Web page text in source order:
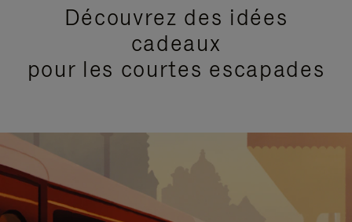
Découvrez des idées
cadeaux
pour les courtes escapades